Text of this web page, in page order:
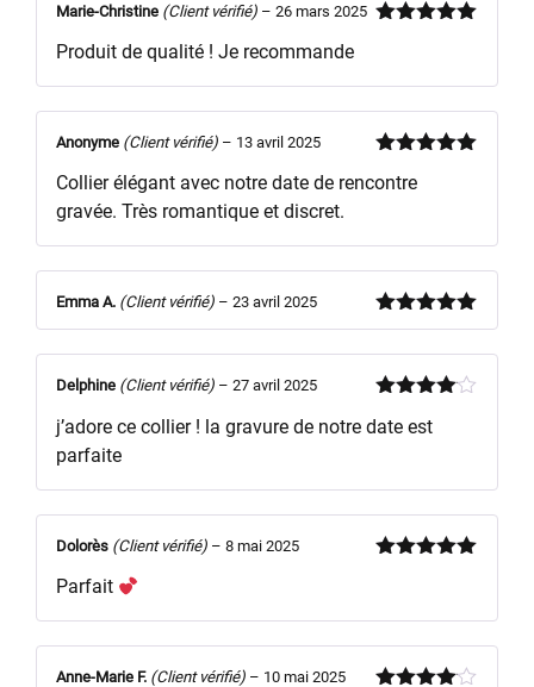
Marie-Christine (Client vérifié) – 26 mars 2025
Produit de qualité ! Je recommande
5
Anonyme (Client vérifié) – 13 avril 2025
Collier élégant avec notre date de rencontre
gravée. Très romantique et discret.
Note5sur
Emma A. (Client vérifié) – 23 avril 2025
sur 5
Delphine (Client vérifié) – 27 avril 2025
j’adore ce collier ! la gravure de notre date est
parfaite
Dolorès (Client vérifié) – 8 mai 2025
Parfait
Anne-Marie F. (Client vérifié) – 10 mai 2025